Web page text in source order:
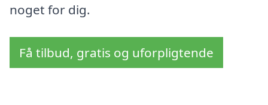
noget for dig.
Få tilbud, gratis og uforpligtende